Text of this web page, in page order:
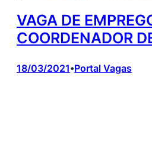
VAGA DE
COORDENADOR
18/03/2021•Portal Vagas